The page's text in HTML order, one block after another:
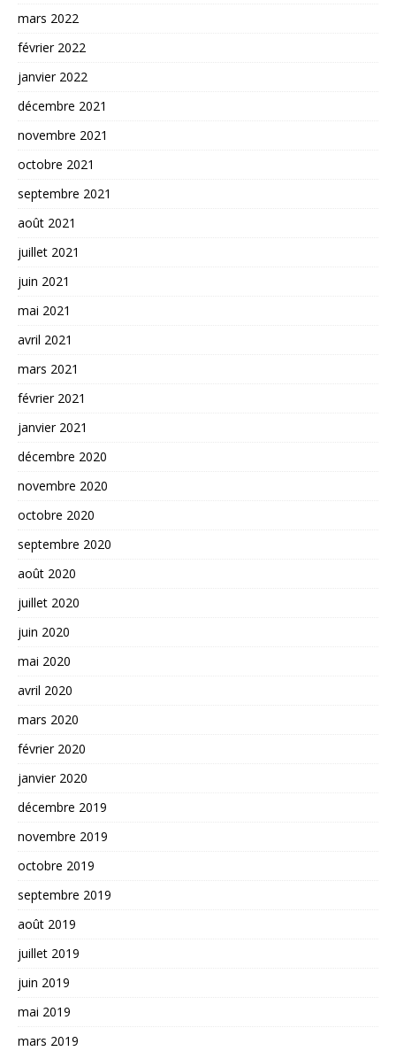
mars 2022
février 2022
janvier 2022
décembre 2021
novembre 2021
octobre 2021
septembre 2021
août 2021
juillet 2021
juin 2021
mai 2021
avril 2021
mars 2021
février 2021
janvier 2021
décembre 2020
novembre 2020
octobre 2020
septembre 2020
août 2020
juillet 2020
juin 2020
mai 2020
avril 2020
mars 2020
février 2020
janvier 2020
décembre 2019
novembre 2019
octobre 2019
septembre 2019
août 2019
juillet 2019
juin 2019
mai 2019
mars 2019